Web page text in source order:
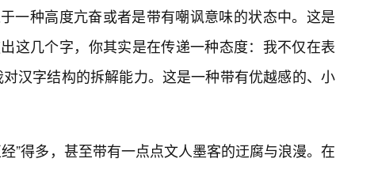
一种高度亢奋或者是带有嘲讽意味的状态中。这是
这几个字，你其实是在传递一种态度：我不仅在表
汉字结构的拆解能力。这是一种带有优越感的、小
”得多，甚至带有一点点文人墨客的迂腐与浪漫。在